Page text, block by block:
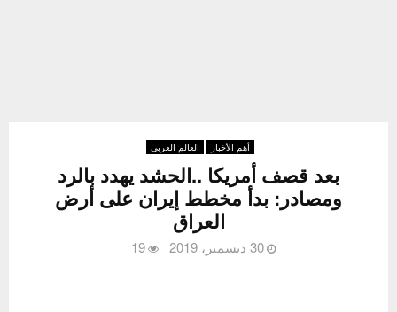
أهم الأخبار العالم العربي
بعد قصف أمريكا ..الحشد يهدد بالرد
ومصادر: بدأ مخطط إيران على أرض
العراق
30 ديسمبر، 2019 19